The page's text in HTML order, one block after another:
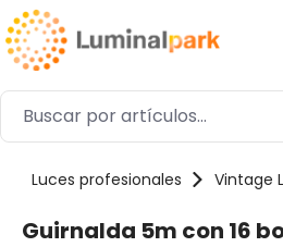
Saltar al contenido principal
Luces profesionales Vintage
Guirnalda 5m con 16